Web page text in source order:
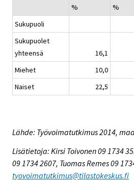
%
%
Sukupuoli
Sukupuolet
yhteensä
16,1
Miehet
10,0
Naiset
22,5
Lähde: Työvoimatutkimus 2014,
Lisätietoja: Kirsi Toivonen 09 1734
09 1734 2607, Tuomas Remes 09
tyovoimatutkimus@tilastokeskus.fi